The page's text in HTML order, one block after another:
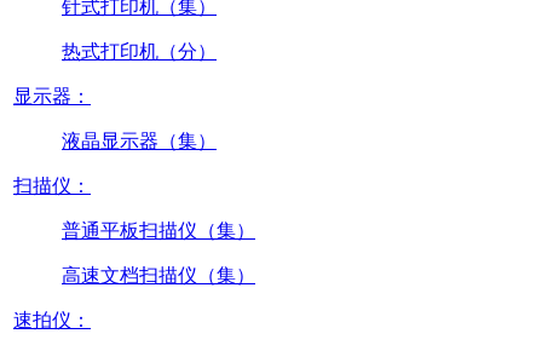
针式打印机（集）
热式打印机（分）
显示器：
液晶显示器（集）
扫描仪：
普通平板扫描仪（集）
高速文档扫描仪（集）
速拍仪：